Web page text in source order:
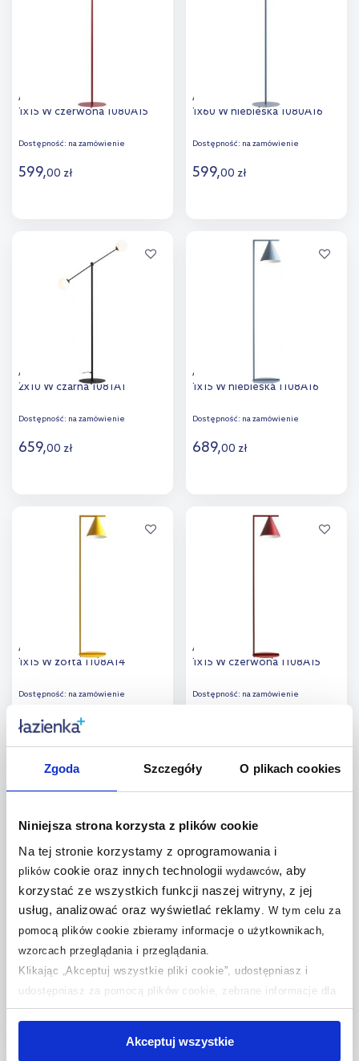
Zgoda Szczegóły O plikach cookies
Niniejsza strona korzysta z plików cookie
Na tej stronie korzystamy z oprogramowania i
plikówcookie oraz innych technologii wydawców, aby
korzystać ze wszystkich funkcji naszej witryny, z jej
usług, analizować oraz wyświetlać reklamy
W tym celu za
pomocą plików cookie zbieramy informacje o użytkownikach,
wzorcach przeglądania i przeglądania.
Klikając „Akceptuj wszystkie pliki cookie”, udostępniasz i
udostępniasz za pomocą plików cookie, zebrane informacje dla
użytkowników zewnętrznych, a także nasi partnerzy reklamowi.
jednak, że zablokowane niektóre pliki cookie mogą mieć wpływ
Akceptuj wszystkie
Aldex Pinne lampa stojąca
1x15 W czerwona 1080A15
Dostępność: na zamówienie
599,00 zł
porównania
Aldex Pinne lampa stojąca
1x60 W niebieska 1080A16
Dostępność: na zamówienie
599,00 zł
Dodaj do
Aldex Ohio lampa stojąca
2x10 W czarna 1081A1
Dostępność: na zamówienie
659,00 zł
Dodaj do
Aldex Form lampa stojąca
1x15 W niebieska 1108A16
Dostępność: na zamówienie
689,00 zł
Dodaj do
Aldex Form lampa stojąca
1x15 W żółta 1108A14
Dostępność: na zamówienie
689,00zł
porównania
Aldex Form lampa stojąca
1x15 W czerwona 1108A15
Dostępność: na zamówienie
Do koszyka
porównania
Aldex Trevo lampa stojąca
3x35 W czarna 1104A1
Dostępność:na zamówienie
689 ,
Aldex Trevo lampa stojąca
3x35 W biała 1104A
Dostępność:na zamówienie
689